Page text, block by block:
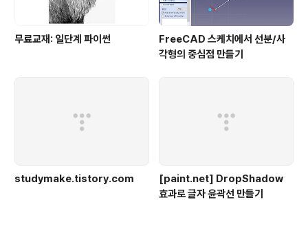
무료교재: 일단계 파이썬
FreeCAD 스케치에서 선분/사
각형의 중심점 만들기
studymake.tistory.com
[paint.net] DropShadow
효과로 글자 윤곽선 만들기